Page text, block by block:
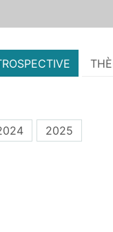
2025